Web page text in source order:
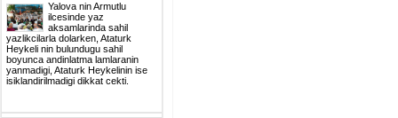
Yalova nin Armutlu
ilcesinde yaz
aksamlarinda sahil
yazlikcilarla dolarken, Ataturk
Heykeli nin bulundugu sahil
boyunca andinlatma lamlaranin
yanmadigi, Ataturk Heykelinin ise
isiklandirilmadigi dikkat cekti.